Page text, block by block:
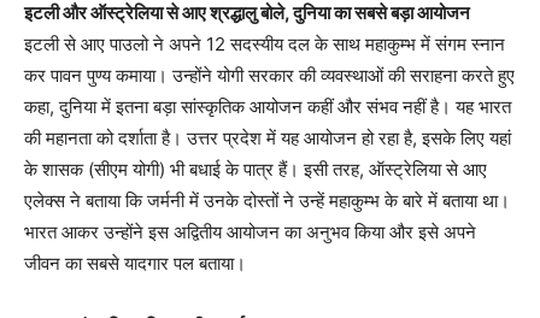
इटली और ऑस्ट्रेलिया से आए श्रद्धालु बोले, दुनिया का सबसे बड़ा आयोजन
इटली से आए पाउलो ने अपने 12 सदस्यीय दल के साथ महाकुम्भ में संगम स्नान
कर पावन पुण्य कमाया। उन्होंने योगी सरकार की व्यवस्थाओं की सराहना करते हुए
कहा, दुनिया में इतना बड़ा सांस्कृतिक आयोजन कहीं और संभव नहीं है। यह भारत
की महानता को दर्शाता है। उत्तर प्रदेश में यह आयोजन हो रहा है, इसके लिए यहां
के शासक (सीएम योगी) भी बधाई के पात्र हैं। इसी तरह, ऑस्ट्रेलिया से आए
एलेक्स ने बताया कि जर्मनी में उनके दोस्तों ने उन्हें महाकुम्भ के बारे में बताया था।
भारत आकर उन्होंने इस अद्वितीय आयोजन का अनुभव किया और इसे अपने
जीवन का सबसे यादगार पल बताया।